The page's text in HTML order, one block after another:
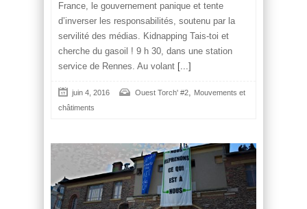
France, le gouvernement panique et tente
d’inverser les responsabilités, soutenu par la
servilité des médias. Kidnapping Tais-toi et
cherche du gasoil ! 9 h 30, dans une station
service de Rennes. Au volant [...]
juin 4, 2016 Ouest Torch' #2, Mouvements et
châtiments